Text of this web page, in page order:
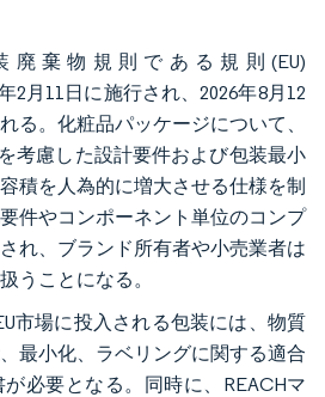
廃棄物規則である規則(EU)
2月11日に施行され、2026年8月12
る。化粧品パッケージについて、
考慮した設計要件および包装最小
積を人為的に増大させる仕様を制
件やコンポーネント単位のコンプ
れ、ブランド所有者や小売業者は
うことになる。
市場に投入される包装には、物質
最小化、ラベリングに関する適合
必要となる。同時に、REACHマ